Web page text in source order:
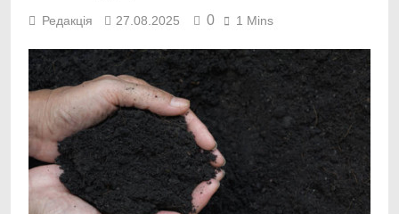
Редакція 27.08.2025 0 1 Mins